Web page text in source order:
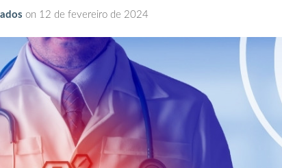
on 12 de fevereiro de 2024